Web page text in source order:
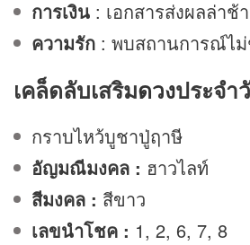
การเงิน : เอกสารส่งผลล่าช้า
ความรัก : พบสถานการณ์ไ
เคล็ดลับเสริมดวงประจำ
กราบไหว้บูชาปู่ฤาษี
อัญมณีมงคล : ฮาวไลท์
สีมงคล : สีขาว
เลขนำโชค : 1, 2, 6, 7, 8